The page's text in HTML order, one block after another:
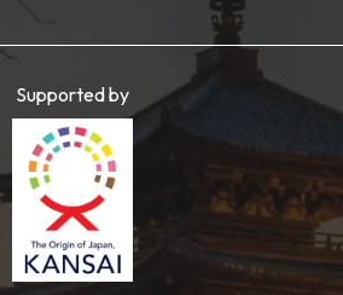
Supported by